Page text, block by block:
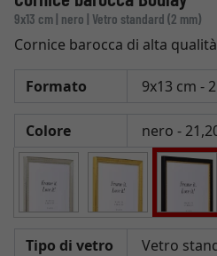
9x13 cm | nero | Vetro standard (2 mm)
Cornice barocca di alta qualità
Formato
Colore
Tipo di vetro